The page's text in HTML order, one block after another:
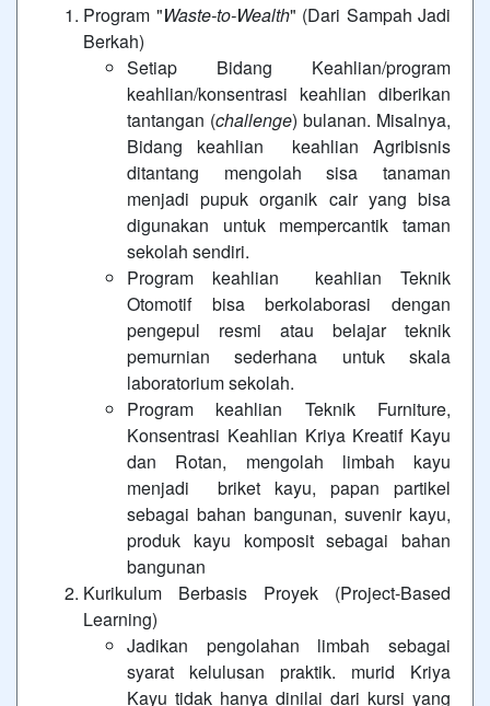
Program "Waste-to-Wealth" (Dari Sampah Jadi
Berkah)
Setiap Bidang Keahlian/program
keahlian/konsentrasi keahlian diberikan
tantangan (challenge) bulanan. Misalnya,
Bidang keahlian keahlian Agribisnis
ditantang mengolah sisa tanaman
menjadi pupuk organik cair yang bisa
digunakan untuk mempercantik taman
sekolah sendiri.
Program keahlian keahlian Teknik
Otomotif bisa berkolaborasi dengan
pengepul resmi atau belajar teknik
pemurnian sederhana untuk skala
laboratorium sekolah.
Program keahlian Teknik Furniture,
Konsentrasi Keahlian Kriya Kreatif Kayu
dan Rotan, mengolah limbah kayu
menjadi briket kayu, papan partikel
sebagai bahan bangunan, suvenir kayu,
produk kayu komposit sebagai bahan
bangunan
Kurikulum Berbasis Proyek (Project-Based
Learning)
Jadikan pengolahan limbah sebagai
syarat kelulusan praktik. murid Kriya
Kayu tidak hanya dinilai dari kursi yang